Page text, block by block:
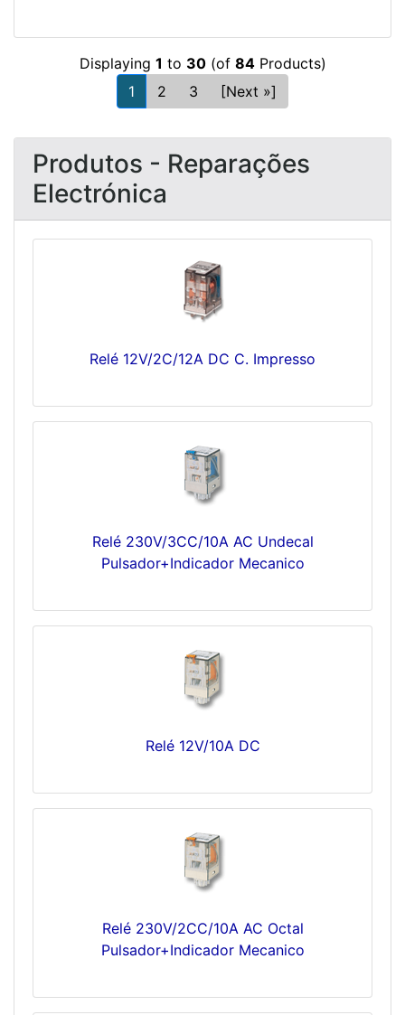
Displaying 1 to 30(of 84Products)
1
2 3 [Next »]
Produtos - Reparações
Electrónica
Relé 12V/2C/12A DC C. Impresso
Relé 230V/3CC/10A AC Undecal
Pulsador+Indicador Mecanico
Relé 12V/10A DC
Relé 230V/2CC/10A AC Octal
Pulsador+Indicador Mecanico